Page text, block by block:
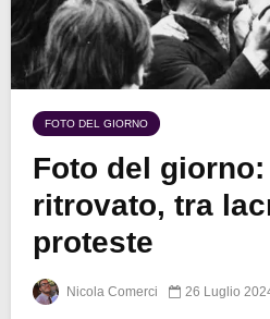
FOTO DEL GIORNO
Foto del giorno:
ritrovato, tra
proteste
Nicola Comerci 26 Luglio